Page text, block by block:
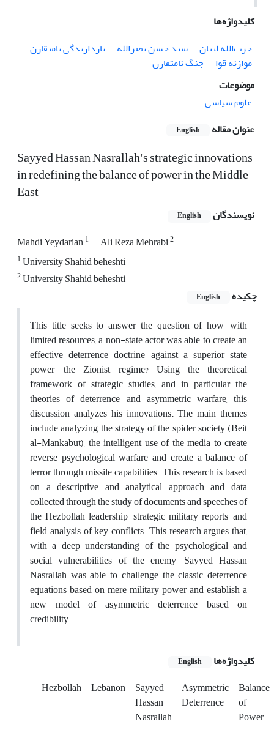
کلیدواژه‌ها
حزب‌الله لبنان
سید حسن نصرالله
بازدارندگی نامتقارن
موازنه قوا
جنگ نامتقارن
موضوعات
علوم سیاسی
عنوان مقاله
English
Sayyed Hassan Nasrallah's strategic innovations
in redefining the balance of power in the Middle
East
نویسندگان English
Mahdi Yeydarian1 Ali Reza Mehrabi2
1University Shahid beheshti
2University Shahid beheshti
چکیده
English
This title seeks to answer the question of how, with
limited resources, a non-state actor was able to create an
effective deterrence doctrine against a superior state
power, the Zionist regime? Using the theoretical
framework of strategic studies, and in particular the
theories of deterrence and asymmetric warfare, this
discussion analyzes his innovations. The main themes
include analyzing the strategy of the spider society (Beit
al-Mankabut), the intelligent use of the media to create
reverse psychological warfare and create a balance of
terror through missile capabilities. This research is based
on a descriptive and analytical approach and data
collected through the study of documents and speeches of
the Hezbollah leadership, strategic military reports, and
field analysis of key conflicts. This research argues that,
with a deep understanding of the psychological and
social vulnerabilities of the enemy, Sayyed Hassan
Nasrallah was able to challenge the classic deterrence
equations based on mere military power and establish a
new model of asymmetric deterrence based on
credibility.
کلیدواژه‌ها English
Hezbollah Lebanon Sayyed
Hassan
Nasrallah
Asymmetric
Deterrence
Balance
of
Power